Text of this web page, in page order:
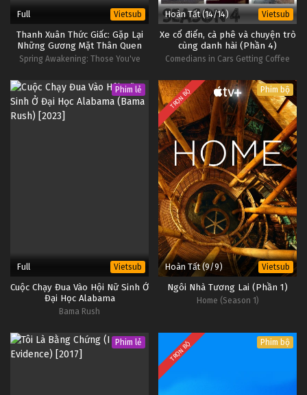
Full Vietsub
Thanh Xuân Thức Giấc: Gặp Lại
Những Gương Mặt Thân Quen
Spring Awakening: Those You've
Hoàn Tất (14/14) Vietsub
Xe cổ điển, cà phê và chuyện trò
cùng danh hài (Phần 4)
Comedians in Cars Getting Coffee
Phim lẻ
Full Vietsub
Cuộc Chạy Đua Vào Hội Nữ Sinh Ở
Đại Học Alabama
Bama Rush
TRỌN BỘ Phim bộ
Hoàn Tất (9/9) Vietsub
Ngôi Nhà Tương Lai (Phần 1)
Home (Season 1)
Phim lẻ TRỌN BỘ Phim bộ